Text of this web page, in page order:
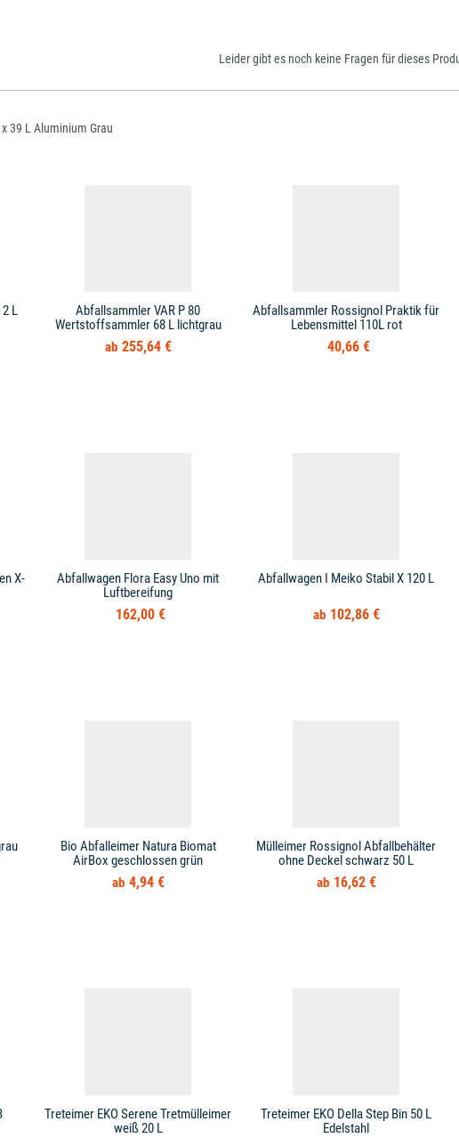
Leider gibt es noch keine Fragen für dieses
39 L Aluminium Grau
L
Abfallsammler VAR P 80
Wertstoffsammler 68 L lichtgrau
255,64 €
Abfallsammler Rossignol Praktik für
Lebensmittel 110L rot
40,66 €
X-
Abfallwagen Flora Easy Uno mit
Luftbereifung
162,00 €
Abfallwagen I Meiko Stabil X 120 L
102,86 €
Bio Abfalleimer Natura Biomat
AirBox geschlossen grün
4,94 €
Mülleimer Rossignol Abfallbehälter
ohne Deckel schwarz 50 L
16,62 €
Treteimer EKO Serene Tretmülleimer
weiß 20 L
Treteimer EKO Della Step Bin 50 L
Edelstahl